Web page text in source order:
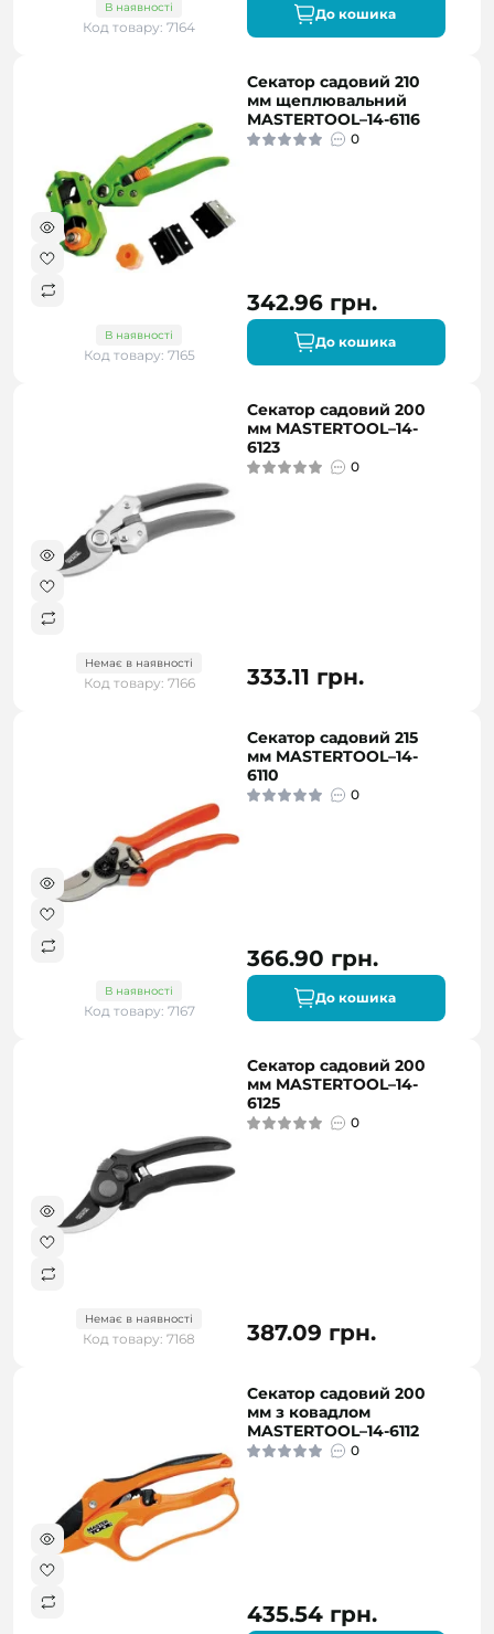
В наявності
Код товару: 7164
До кошика
В наявності
Код товару: 7165
Секатор садовий 210
мм щеплювальний
MASTERTOOL–14-6116
0
342.96 грн.
До кошика
Немає в наявності
Код товару: 7166
Секатор садовий 200
мм MASTERTOOL–14-
6123
0
333.11 грн.
В наявності
Код товару: 7167
Секатор садовий 215
мм MASTERTOOL–14-
6110
0
366.90 грн.
До кошика
Немає в наявності
Код товару: 7168
Секатор садовий 200
мм MASTERTOOL–14-
6125
0
387.09 грн.
Секатор садовий 200
мм з ковадлом
MASTERTOOL–14-6112
0
435.54 грн.